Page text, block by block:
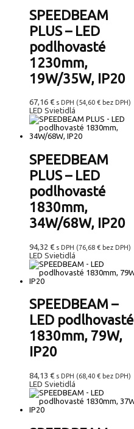
SPEEDBEAM
PLUS – LED
podlhovasté
1230mm,
19W/35W, IP20
67,16 € s DPH (54,60 € bez DPH)
LED Svietidlá
SPEEDBEAM
PLUS – LED
podlhovasté
1830mm,
34W/68W, IP20
94,32 € s DPH (76,68 € bez DPH)
LED Svietidlá
SPEEDBEAM –
LED podlhovasté
1830mm, 79W,
IP20
84,13 € s DPH (68,40 € bez DPH)
LED Svietidlá